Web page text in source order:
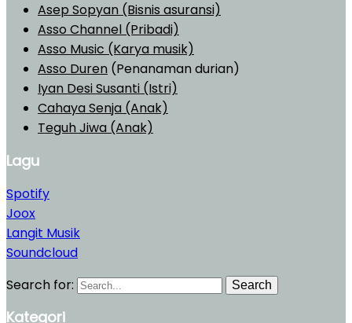
Asep Sopyan (Bisnis asuransi)
Asso Channel (Pribadi)
Asso Music (Karya musik)
Asso Duren (Penanaman durian)
Iyan Desi Susanti (Istri)
Cahaya Senja (Anak)
Teguh Jiwa (Anak)
Lagu
Spotify
Joox
Langit Musik
Soundcloud
Search for:
Search
Kategori